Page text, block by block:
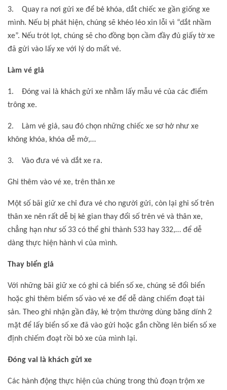
3. Quay ra nơi gửi xe để bẻ khóa, dắt chiếc xe gần giống xe
mình. Nếu bị phát hiện, chúng sẽ khéo léo xin lỗi vì “dắt nhầm
xe”. Nếu trót lọt, chúng sẽ cho đồng bọn cầm đầy đủ giấy tờ xe
đã gửi vào lấy xe với lý do mất vé.
Làm vé giả
1. Đóng vai là khách gửi xe nhằm lấy mẫu vé của các điểm
trông xe.
2. Làm vé giả, sau đó chọn những chiếc xe sơ hở như xe
không khóa, khóa dễ mở,…
3. Vào đưa vé và dắt xe ra.
Ghi thêm vào vé xe, trên thân xe
Một số bãi giữ xe chỉ đưa vé cho người gửi, còn lại ghi số trên
thân xe nên rất dễ bị kẻ gian thay đổi số trên vé và thân xe,
chẳng hạn như số 33 có thể ghi thành 533 hay 332,… để dễ
dàng thực hiện hành vi của mình.
Thay biển giả
Với những bãi giữ xe có ghi cả biển số xe, chúng sẽ đổi biển
hoặc ghi thêm biểm số vào vé xe để dễ dàng chiếm đoạt tài
sản. Theo ghi nhận gần đây, kẻ trộm thường dùng băng dính 2
mặt để lấy biển số xe đã vào gửi hoặc gắn chồng lên biển số xe
định chiếm đoạt rồi bỏ xe của mình lại.
Đóng vai là khách gửi xe
Các hành động thực hiện của chúng trong thủ đoạn trộm xe